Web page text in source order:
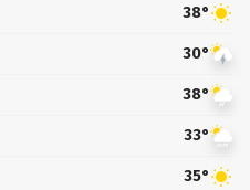
38°
30°
38°
33°
35°